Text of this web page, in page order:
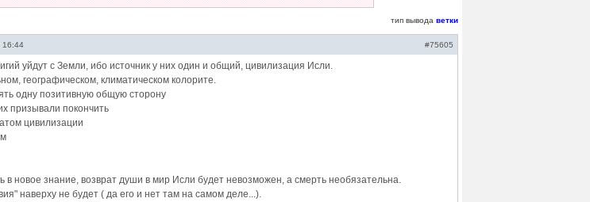
тип вывода ветки
#75605
16:44
уйдут с Земли, ибо источник у них один и общий, цивилизация Исли.
географическом, климатическом колорите.
одну позитивную общую сторону
призывали покончить
цивилизации
в новое знание, возврат души в мир Исли будет невозможен, а смерть необязательна.
наверху не будет ( да его и нет там на самом деле...).